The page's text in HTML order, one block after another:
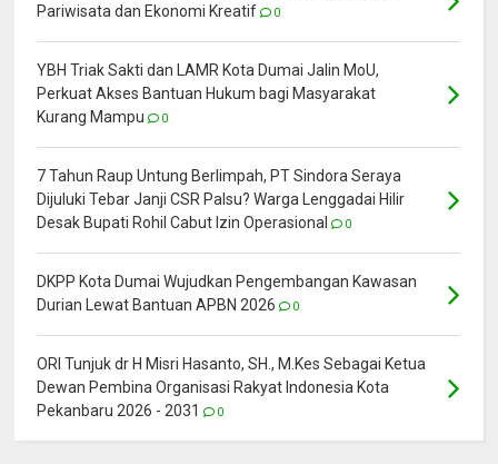
Pariwisata dan Ekonomi Kreatif
0
YBH Triak Sakti dan LAMR Kota Dumai Jalin MoU,
Perkuat Akses Bantuan Hukum bagi Masyarakat
Kurang Mampu
0
7 Tahun Raup Untung Berlimpah, PT Sindora Seraya
Dijuluki Tebar Janji CSR Palsu? Warga Lenggadai Hilir
Desak Bupati Rohil Cabut Izin Operasional
0
DKPP Kota Dumai Wujudkan Pengembangan Kawasan
Durian Lewat Bantuan APBN 2026
0
ORI Tunjuk dr H Misri Hasanto, SH., M.Kes Sebagai Ketua
Dewan Pembina Organisasi Rakyat Indonesia Kota
Pekanbaru 2026 - 2031
0